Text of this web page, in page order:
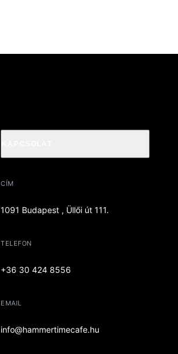
CÍM
1091 Budapest , Üllői út 111.
TELEFON
+36 30 424 8556
EMAIL
info@hammertimecafe.hu